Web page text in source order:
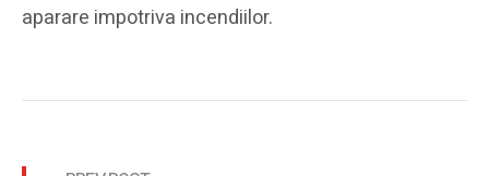
aparare impotriva incendiilor.